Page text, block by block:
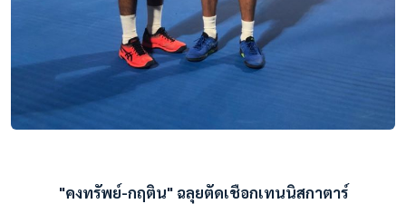
"คงทรัพย์-กฤติน" ฉลุยตัดเชือกเทนนิสกาตาร์